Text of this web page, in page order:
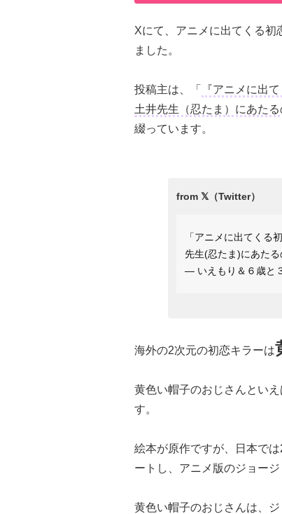
Xにて、アニメに出てくる初
ました。
投稿主は、「
『アニメに出
土井先生（忍たま）にあたる
綴っています。
「アニメに出てくる
先生(忍たま)にあた
— いえもり＆６歳と
海外の2次元の初恋キラーは
黄色い帽子のおじさんとい
す。
絵本が原作ですが、日本で
ートし、アニメ版のジョー
黄色い帽子のおじさんは、